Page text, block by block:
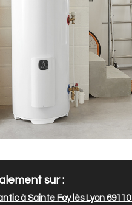
sur :
à Sainte Foy lès Lyon 69110